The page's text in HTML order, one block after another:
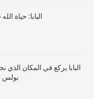
البابا: حياة
البابا يركع في المكان الذي
بولس